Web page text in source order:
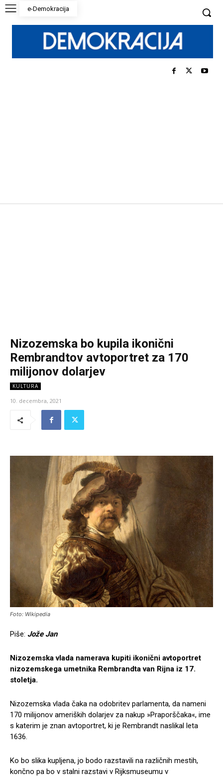
e-Demokracija
Nizozemska bo kupila ikonični
Rembrandtov avtoportret za 170
milijonov dolarjev
KULTURA
10. decembra, 2021
Foto: Wikipedia
Piše: Jože Jan
Nizozemska vlada namerava kupiti ikonični avtoportret
nizozemskega umetnika Rembrandta van Rijna iz 17.
stoletja.
Nizozemska vlada čaka na odobritev parlamenta, da nameni
170 milijonov ameriških dolarjev za nakup »Praporščaka«, ime
s katerim je znan avtoportret, ki je Rembrandt naslikal leta
1636.
Ko bo slika kupljena, jo bodo razstavili na različnih mestih,
končno pa bo v stalni razstavi v Rijksmuseumu v